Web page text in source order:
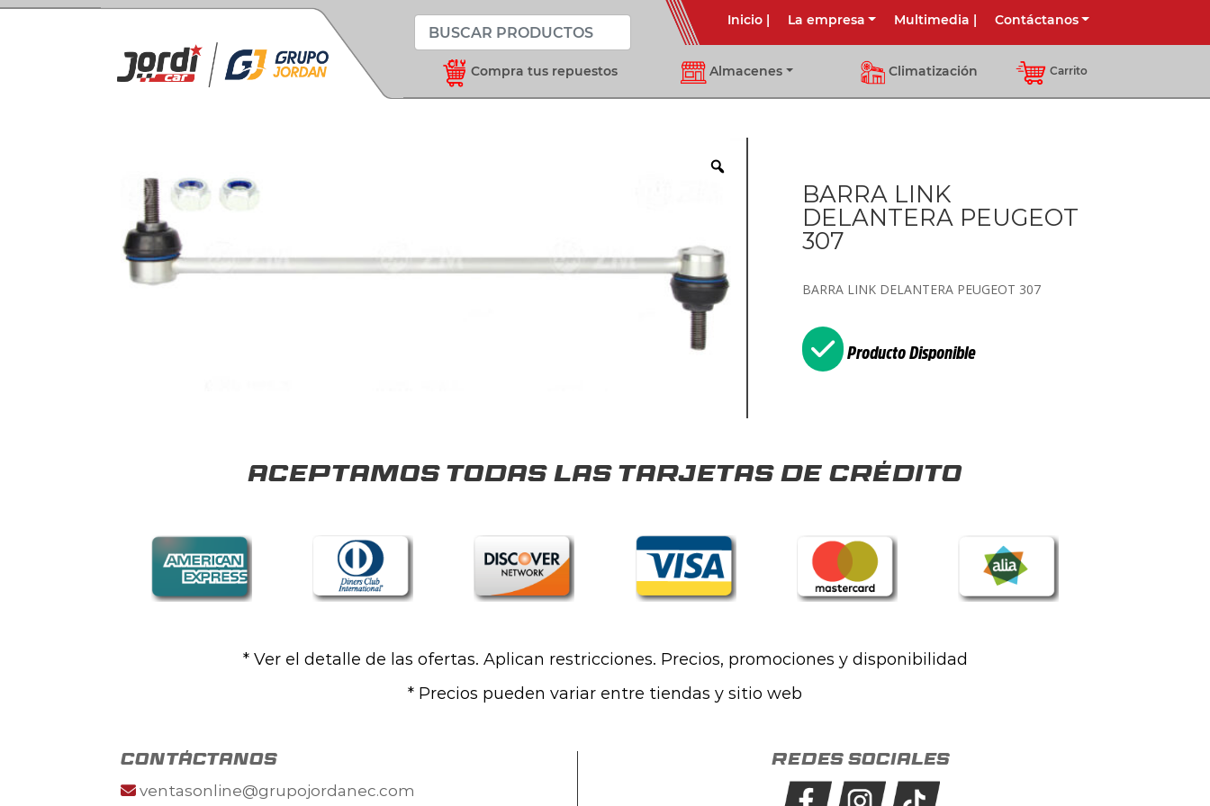
Inicio| La empresa Multimedia | Contáctanos
Compra tus repuestos Almacenes Climatización Carrito
BARRA LINK
DELANTERA PEUGEOT
307
BARRA LINK DELANTERA PEUGEOT 307
Producto Disponible
Aceptamos todas las tarjetas de crédito
* Ver el detalle de las ofertas. Aplican restricciones. Precios, promociones y disponibilidad
* Precios pueden variar entre tiendas y sitio web
contáctanos
ventasonline@grupojordanec.com
Redes sociales